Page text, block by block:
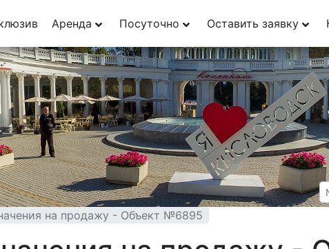
Аренда Посуточно Оставить заявку
на продажу - Объект №6895